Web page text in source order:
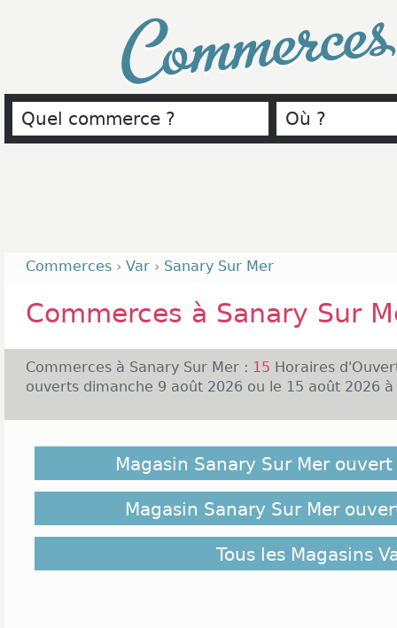
Commerces › Var › Sanary Sur Mer
Commerces à Sanary Sur
Commerces à Sanary Sur Mer : 15 Horaires
ouverts dimanche 9 août 2026 ou le 15 août 2026
autres magasins situés à moins de 10
également vous intéresser. Ils sont classés ci-
Sanary Sur Mer au plus éloigné.
Magasin Sanary Sur Mer
Magasin Sanary Sur Mer
Tous les Magasins